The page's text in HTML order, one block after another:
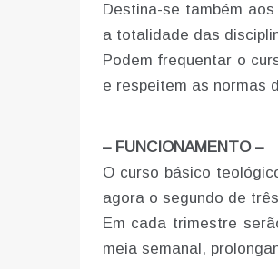
Destina-se também
a totalidade das
Podem frequentar o
e respeitem as normas
– FUNCIONAMENTO –
O curso básico
agora o segundo de
Em cada trimestre
meia semanal,